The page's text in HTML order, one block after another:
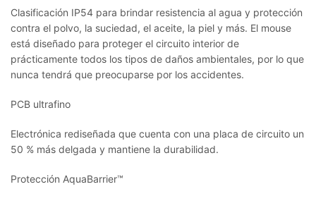
Clasificación IP54 para brindar resistencia al agua y protección
contra el polvo, la suciedad, el aceite, la piel y más. El mouse
está diseñado para proteger el circuito interior de
prácticamente todos los tipos de daños ambientales, por lo que
nunca tendrá que preocuparse por los accidentes.
PCB ultrafino
Electrónica rediseñada que cuenta con una placa de circuito un
50 % más delgada y mantiene la durabilidad.
Protección AquaBarrier™